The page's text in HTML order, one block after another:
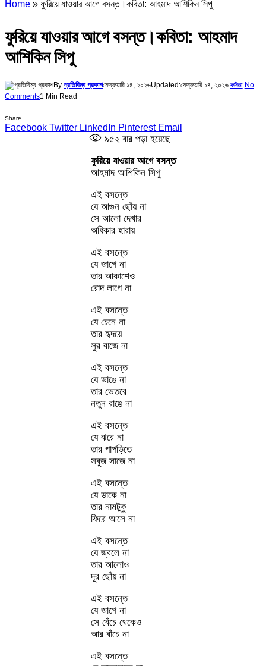
Home » ফুরিয়ে যাওয়ার আগে বসন্ত।কবিতা: আহমাদ আশিকিন সিপু
ফুরিয়ে যাওয়ার আগে বসন্ত।কবিতা: আহমাদ
আশিকিন সিপু
By প্রতিবিম্ব প্রকাশফেব্রুয়ারি ১৪, ২০২৬Updated:ফেব্রুয়ারি ১৪, ২০২৬ কবিতা No
Comments1 Min Read
Share
Facebook Twitter LinkedIn Pinterest Email
৯৫২বার পড়া হয়েছে
ফুরিয়ে যাওয়ার আগে বসন্ত
আহমাদ আশিকিন সিপু
এই বসন্তে
যে আগুন ছোঁয় না
সে আলো দেখার
অধিকার হারায়
এই বসন্তে
যে জাগে না
তার আকাশেও
রোদ লাগে না
এই বসন্তে
যে চেনে না
তার হৃদয়ে
সুর বাজে না
এই বসন্তে
যে ভাঙে না
তার ভেতরে
নতুন রাঙে না
এই বসন্তে
যে ঝরে না
তার পাপড়িতে
সবুজ সাজে না
এই বসন্তে
যে ডাকে না
তার নামটুকু
ফিরে আসে না
এই বসন্তে
যে জ্বলে না
তার আলোও
দূর ছোঁয় না
এই বসন্তে
যে জাগে না
সে বেঁচে থেকেও
আর বাঁচে না
এই বসন্তে